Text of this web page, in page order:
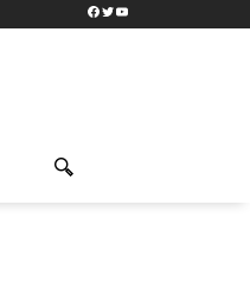
Facebook
TwitterYouTube